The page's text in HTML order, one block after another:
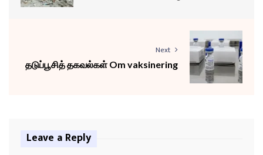
Next
தடுப்பூசித் தகவல்கள் Om vaksinering
Leave a Reply